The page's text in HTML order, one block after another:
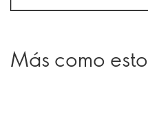
Más como esto